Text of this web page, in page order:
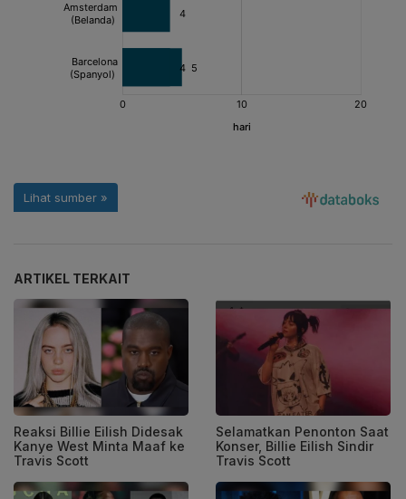
ARTIKEL TERKAIT
Reaksi Billie Eilish Didesak
Kanye West Minta Maaf ke
Travis Scott
Selamatkan Penonton Saat
Konser, Billie Eilish Sindir
Travis Scott